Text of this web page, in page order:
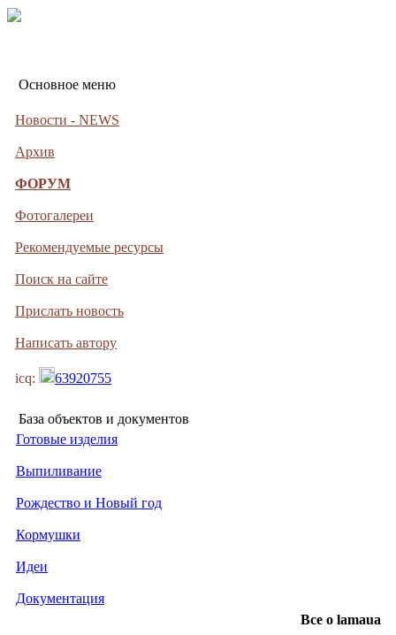
Основное меню
Новости - NEWS
Архив
ФОРУМ
Фотогалереи
Рекомендуемые ресурсы
Поиск на сайте
Прислать новость
Написать автору
icq: 63920755
База объектов и документов
Готовые изделия
Выпиливание
Рождество и Новый год
Кормушки
Идеи
Документация
Все о lamaua